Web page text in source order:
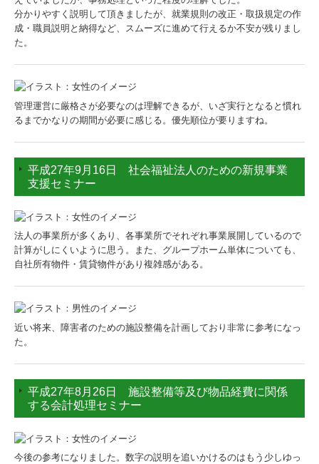
分かりやすく説明して頂きましたが、就業規則の改正・取扱規定の作
成・職員説明と納得など、スムーズに進めて行えるか不安が残りまし
た。
管理運営に厳格さが必要なのは理解できるが、いざ実行となると慣れ
るまでかなりの期間が必要に感じる。優先順位が要りますね。
平成27年9月16日 社会福祉法人のための新規事業
支援セミナー
法人の事業所が多くあり、各事業所でそれぞれ事業展開しているので
計算がしにくいように思う。また、グループホーム単体についても、
自社所有物件・賃貸物件があり複雑感がある。
近い将来、障害者のための施設整備を計画しており非常に参考になっ
た。
平成27年8月26日 施設整備等及び物品経費に関係
する会計処理セミナー
今後の参考になりました。数字の説明を追いかけるのはもう少しゆっ